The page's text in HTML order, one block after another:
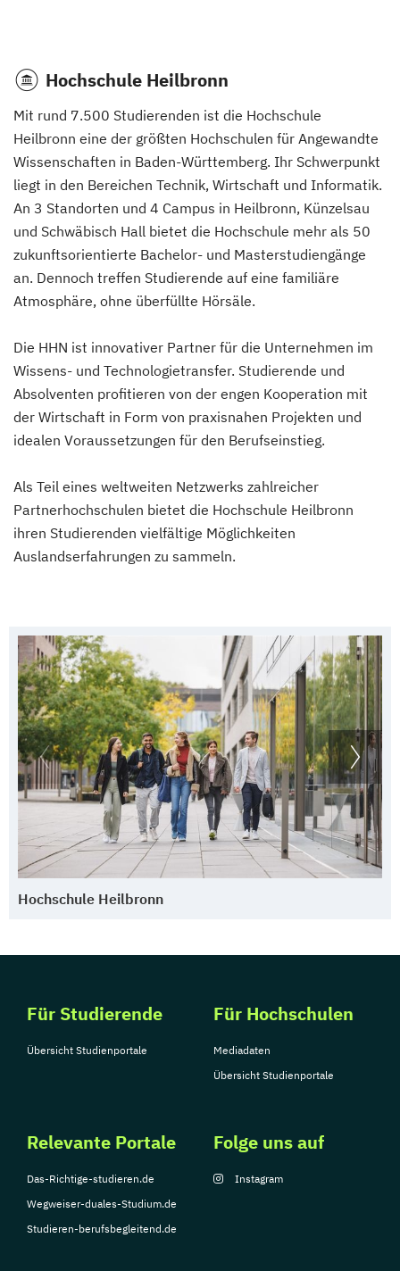
Hochschule Heilbronn
Mit rund 7.500 Studierenden ist die Hochschule
Heilbronn eine der größten Hochschulen für Angewandte
Wissenschaften in Baden-Württemberg. Ihr Schwerpunkt
liegt in den Bereichen Technik, Wirtschaft und Informatik.
An 3 Standorten und 4 Campus in Heilbronn, Künzelsau
und Schwäbisch Hall bietet die Hochschule mehr als 50
zukunftsorientierte Bachelor- und Masterstudiengänge
an. Dennoch treffen Studierende auf eine familiäre
Atmosphäre, ohne überfüllte Hörsäle.
Die HHN ist innovativer Partner für die Unternehmen im
Wissens- und Technologietransfer. Studierende und
Absolventen profitieren von der engen Kooperation mit
der Wirtschaft in Form von praxisnahen Projekten und
idealen Voraussetzungen für den Berufseinstieg.
Als Teil eines weltweiten Netzwerks zahlreicher
Partnerhochschulen bietet die Hochschule Heilbronn
ihren Studierenden vielfältige Möglichkeiten
Auslandserfahrungen zu sammeln.
Hochschule Heilbronn
Für Studierende
Übersicht Studienportale
Für Hochschulen
Mediadaten
Übersicht Studienportale
Relevante Portale
Das-Richtige-studieren.de
Wegweiser-duales-Studium.de
Studieren-berufsbegleitend.de
Folge uns auf
Instagram